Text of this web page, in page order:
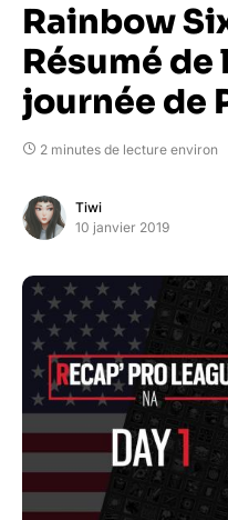
Rainbow
Résumé
journée de
2 minutes de lecture environ
Tiwi
10 janvier 2019